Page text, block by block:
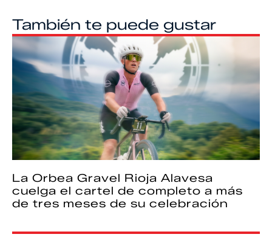
También te puede gustar
La Orbea Gravel Rioja Alavesa
cuelga el cartel de completo a más
de tres meses de su celebración